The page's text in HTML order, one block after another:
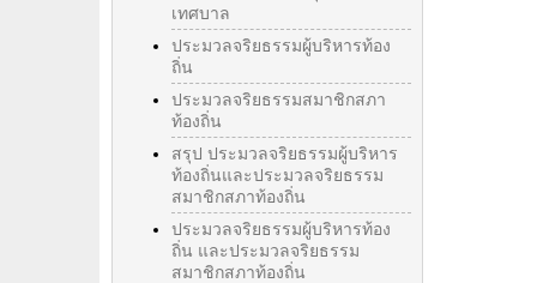
เทศบาล
ประมวลจริยธรรมผู้บริหารท้อง
ถิ่น
ประมวลจริยธรรมสมาชิกสภา
ท้องถิ่น
สรุป ประมวลจริยธรรมผู้บริหาร
ท้องถิ่นและประมวลจริยธรรม
สมาชิกสภาท้องถิ่น
ประมวลจริยธรรมผู้บริหารท้อง
ถิ่น และประมวลจริยธรรม
สมาชิกสภาท้องถิ่น